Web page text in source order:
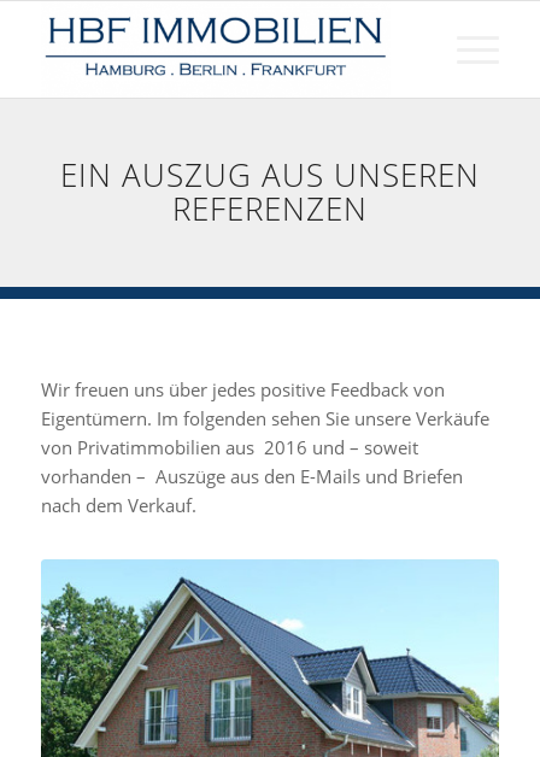
EIN AUSZUG AUS UNSEREN
REFERENZEN
Wir freuen uns über jedes positive Feedback von
Eigentümern. Im folgenden sehen Sie unsere Verkäufe
von Privatimmobilien aus 2016 und – soweit
vorhanden – Auszüge aus den E-Mails und Briefen
nach dem Verkauf.